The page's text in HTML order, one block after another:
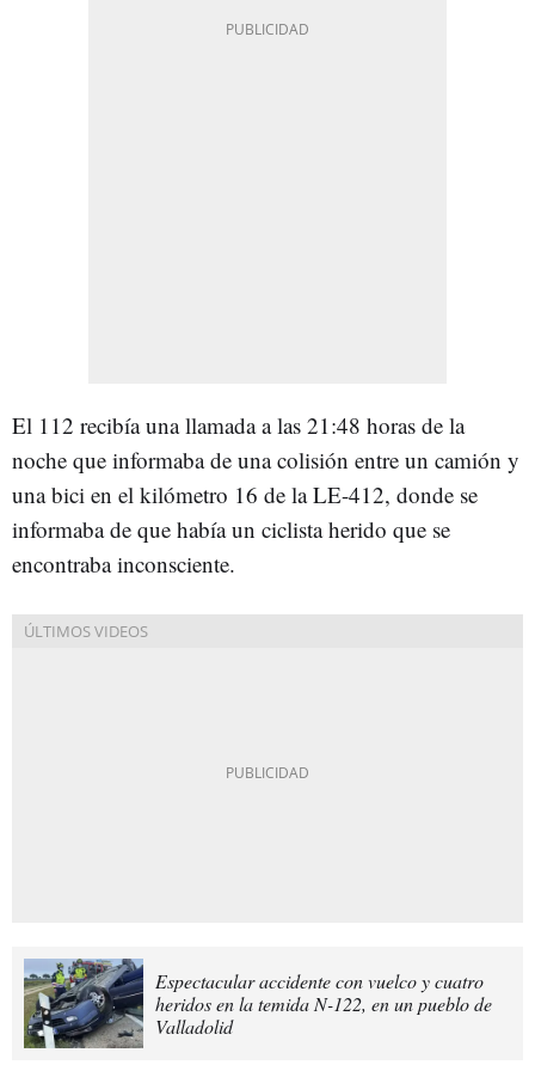
El 112 recibía una llamada a las 21:48 horas de la
noche que informaba de una colisión entre un camión y
una bici en el kilómetro 16 de la LE-412, donde se
informaba de que había un ciclista herido que se
encontraba inconsciente.
Espectacular accidente con vuelco y cuatro
heridos en la temida N-122, en un pueblo de
Valladolid